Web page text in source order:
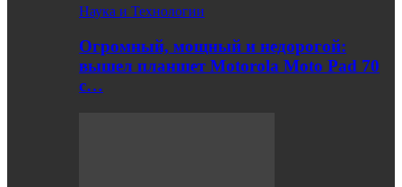
Наука и Технологии
Огромный, мощный и недорогой:
вышел планшет Motorola Moto Pad 70
с…